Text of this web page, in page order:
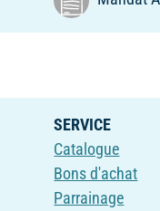
SERVICE
Catalogue
Bons d'achat
Parrainage